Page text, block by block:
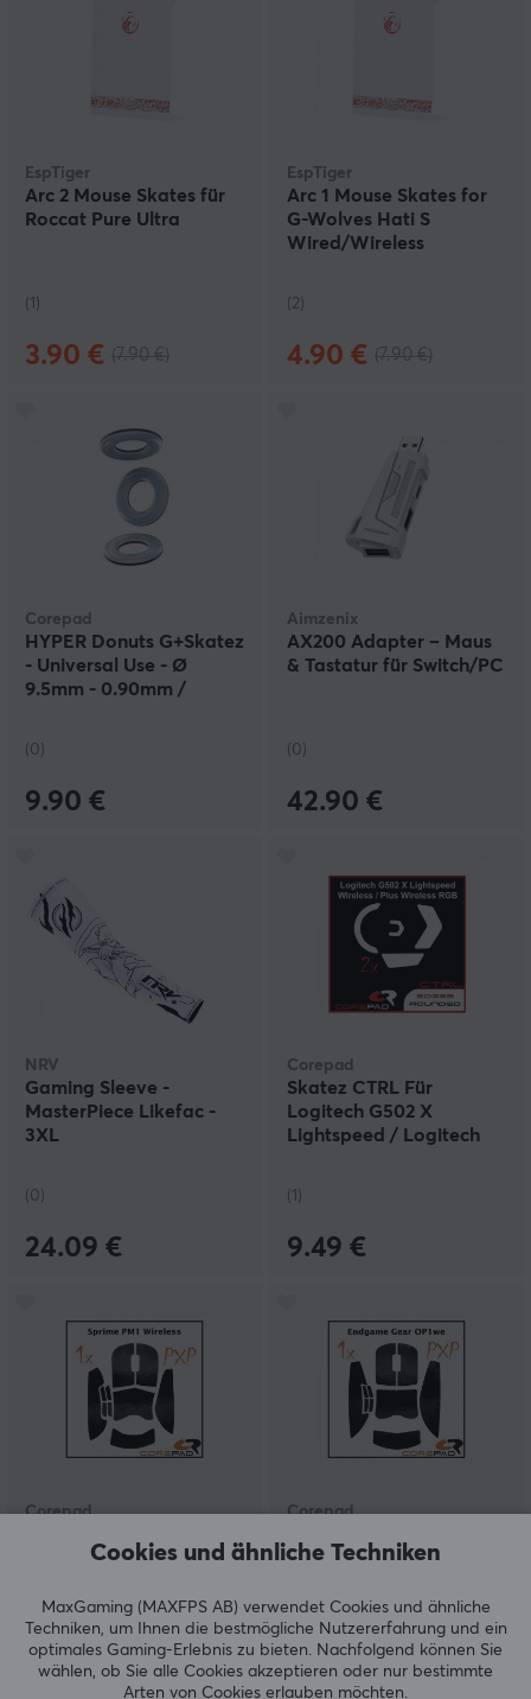
EspTiger
Arc 2 Mouse Skates für
Roccat Pure Ultra
(1)
3.90 €
EspTiger
Arc 1 Mouse Skates for
G-Wolves Hati S
Wired/Wireless
(2)
4.90 €
Corepad
HYPER Donuts G+Skatez
- Universal Use - Ø
9.5mm - 0.90mm /
(0)
9.90 €
Aimzenix
AX200 Adapter – Maus
& Tastatur für Switch/PC
(0)
42.90 €
NRV
Gaming Sleeve -
MasterPiece Likefac -
3XL
(0)
24.09 €
Corepad
Skatez CTRL Für
Logitech G502 X
Lightspeed / Logitech
(1)
9.49 €
Corepad
PM1 - Schwarz
Corepad
Gear
Weiß
Cookies und ähnliche Techniken
MaxGaming (MAXFPS AB) verwendet Cookies und ähnliche
Techniken, um Ihnen die bestmögliche Nutzererfahrung und ein
optimales Gaming-Erlebnis zu bieten.
Nachfolgend können Sie
wählen, ob Sie alle Cookies akzeptieren oder nur bestimmte
Arten von Cookies erlauben möchten.